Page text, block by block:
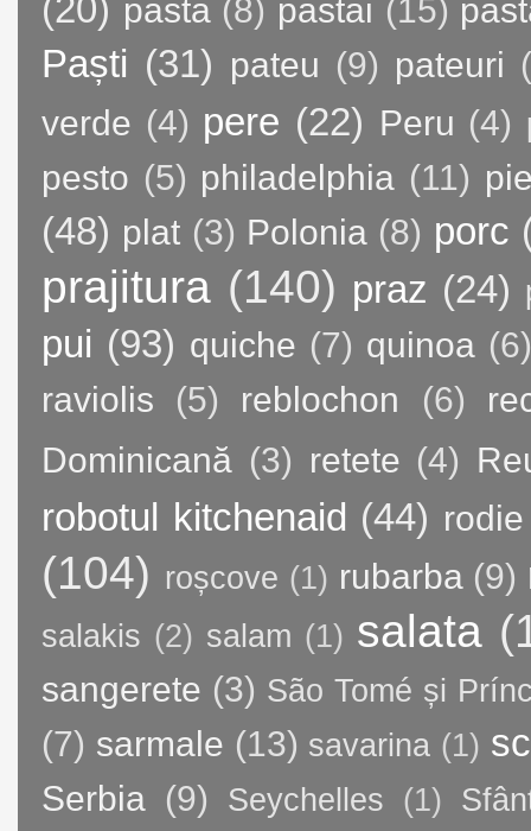
pasta (8) pastai (15)
Paști (31) pateu (9) pateuri
verde (4) pere (22) Peru (4)
pesto (5) philadelphia (11)
(48) plat (3) Polonia (8) porc
prajitura (140) praz (24)
pui (93) quiche (7) quinoa
raviolis
(5) reblochon (6)
Dominicană (3) retete (4)
robotul kitchenaid (44) rodie
(104) roșcove (1) rubarba (9)
salakis (2) salam (1) salata
sangerete (3) São Tomé și
(7) sarmale (13) savarina (1)
Serbia (9) Seychelles (1)